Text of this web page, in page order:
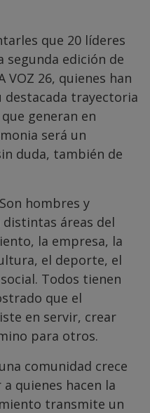
que 20 líderes
segunda edición de
VOZ 26, quienes han
destacada trayectoria
generan en
será un
duda, también de
hombres y
áreas del
la empresa, la
el deporte, el
Todos tienen
que el
en servir, crear
para otros.
comunidad crece
quienes hacen la
transmite un